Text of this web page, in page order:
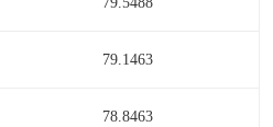
79.1463
78.8463